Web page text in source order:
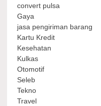
convert pulsa
Gaya
jasa pengiriman barang
Kartu Kredit
Kesehatan
Kulkas
Otomotif
Seleb
Tekno
Travel